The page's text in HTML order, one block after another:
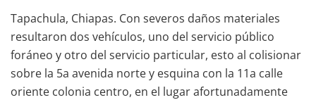
Tapachula, Chiapas. Con severos daños materiales
resultaron dos vehículos, uno del servicio público
foráneo y otro del servicio particular, esto al colisionar
sobre la 5a avenida norte y esquina con la 11a calle
oriente colonia centro, en el lugar afortunadamente